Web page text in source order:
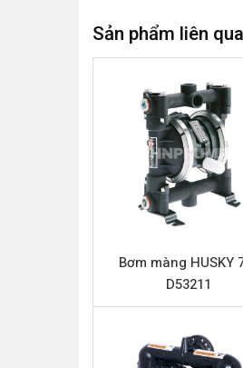
Trong môi trường
dịch có độ nhớt cao,
chọn hàng đầu, được
tiến và vật liệu chế
linh hoạt nhiều loại
Tên sản phẩm
Loại bơm
Sản phẩm liên
Bơm màng HUSKY
D53211